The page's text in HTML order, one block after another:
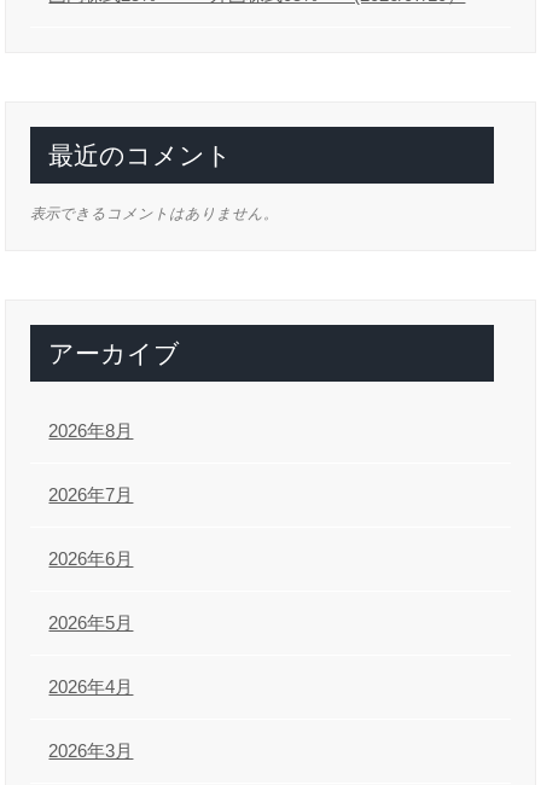
最近のコメント
表示できるコメントはありません。
アーカイブ
2026年8月
2026年7月
2026年6月
2026年5月
2026年4月
2026年3月